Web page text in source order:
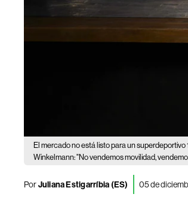
El mercado no está listo para un
Winkelmann: "No vendemos movilidad,
PorJuliana Estigarríbia (ES) 05 de